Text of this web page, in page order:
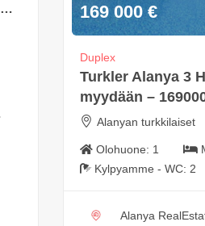
169 000 €
Duplex
Turkler Alanya 3
myydään –
Alanyan turkkilaiset
Olohuone: 1
Kylpyamme - WC: 2
Alanya